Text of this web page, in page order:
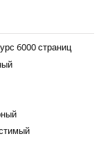
6000 страниц